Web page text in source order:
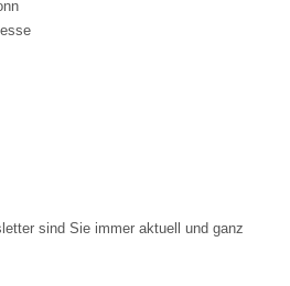
sind Sie immer aktuell und ganz